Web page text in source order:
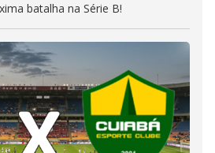
batalha na Série B!